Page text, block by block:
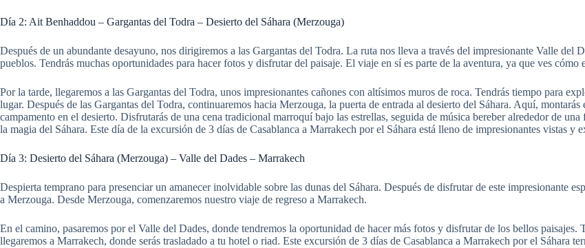
Día 2: Ait Benhaddou – Gargantas del Todra – Desierto del Sáhara (Merzouga)
Después de un abundante desayuno, nos dirigiremos a las Gargantas del Todra. La ruta nos lleva a través del impresionante Valle del
pueblos. Tendrás muchas oportunidades para hacer fotos y disfrutar del paisaje. El viaje en sí es parte de la aventura, ya que ves
Por la tarde, llegaremos a las Gargantas del Todra, unos impresionantes cañones con altísimos muros de roca. Tendrás tiempo para
lugar. Después de las Gargantas del Todra, continuaremos hacia Merzouga, la puerta de entrada al desierto del Sáhara. Aquí,
campamento en el desierto. Disfrutarás de una cena tradicional marroquí bajo las estrellas, seguida de música bereber alrededor de
la magia del Sáhara. Este día de la excursión de 3 días de Casablanca a Marrakech por el Sáhara está lleno de impresionantes vistas y
Día 3: Desierto del Sáhara (Merzouga) – Valle del Dades – Marrakech
Despierta temprano para presenciar un amanecer inolvidable sobre las dunas del Sáhara. Después de disfrutar de este impresionante
a Merzouga. Desde Merzouga, comenzaremos nuestro viaje de regreso a Marrakech.
En el camino, pasaremos por el Valle del Dades, donde tendremos la oportunidad de hacer más fotos y disfrutar de los bellos paisajes.
llegaremos a Marrakech, donde serás trasladado a tu hotel o riad. Este excursión de 3 días de Casablanca a Marrakech por el Sáhara